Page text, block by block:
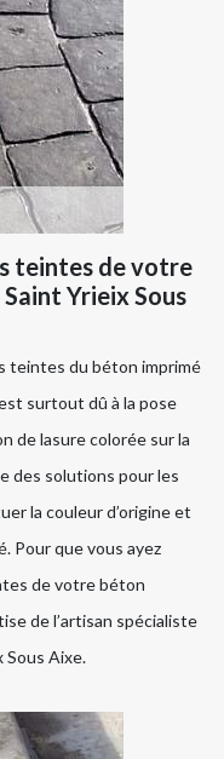
teintes de votre
Yrieix Sous
teintes du béton imprimé
surtout dû à la pose
de lasure colorée sur la
des solutions pour les
la couleur d’origine et
Pour que vous ayez
de votre béton
de l’artisan spécialiste
Sous Aixe.